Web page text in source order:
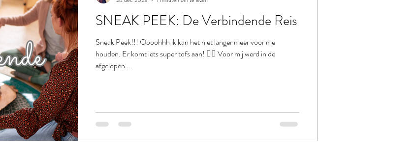
SNEAK PEEK: De Verbindende Reis
Sneak Peek!!! Oooohhh ik kan het niet langer meer voor me
houden. Er komt iets super tofs aan! ❤️‍🔥 Voor mij werd in de
afgelopen...